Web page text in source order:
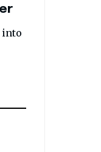
into